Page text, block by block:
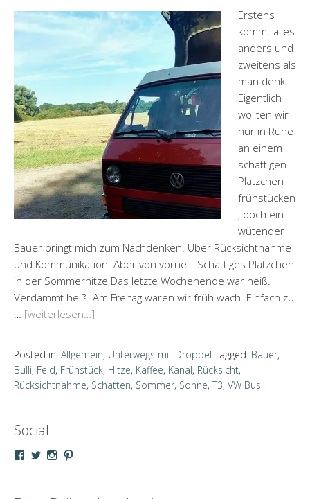
Erstens
kommt alles
anders und
zweitens als
man denkt.
Eigentlich
wollten wir
nur in Ruhe
an einem
schattigen
Plätzchen
frühstücken
, doch ein
wütender
Bauer bringt mich zum Nachdenken. Über Rücksichtnahme
und Kommunikation. Aber von vorne… Schattiges Plätzchen
in der Sommerhitze Das letzte Wochenende war heiß.
Verdammt heiß. Am Freitag waren wir früh wach. Einfach zu
… [weiterlesen…]
Posted in: Allgemein, Unterwegs mit Dröppel Tagged: Bauer,
Bulli, Feld, Frühstück, Hitze, Kaffee, Kanal, Rücksicht,
Rücksichtnahme, Schatten, Sommer, Sonne, T3, VW Bus
Social
ProfilProfilProfilProfil